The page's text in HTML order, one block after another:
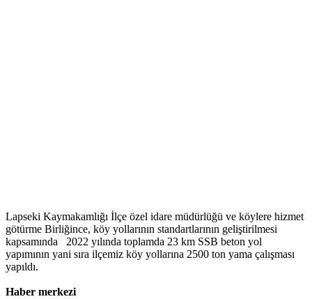
Lapseki Kaymakamlığı İlçe özel idare müdürlüğü ve köylere hizmet
götürme Birliğince, köy yollarının standartlarının geliştirilmesi
kapsamında 2022 yılında toplamda 23 km SSB beton yol
yapımının yani sıra ilçemiz köy yollarına 2500 ton yama çalışması
yapıldı.
Haber merkezi